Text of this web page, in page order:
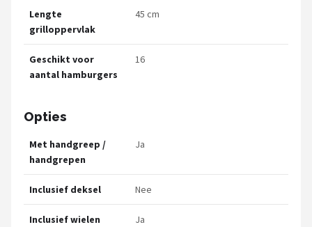
Lengte
grilloppervlak
45 cm
Geschikt voor
aantal hamburgers
16
Opties
Met handgreep /
handgrepen
Ja
Inclusief deksel Nee
Inclusief wielen Ja